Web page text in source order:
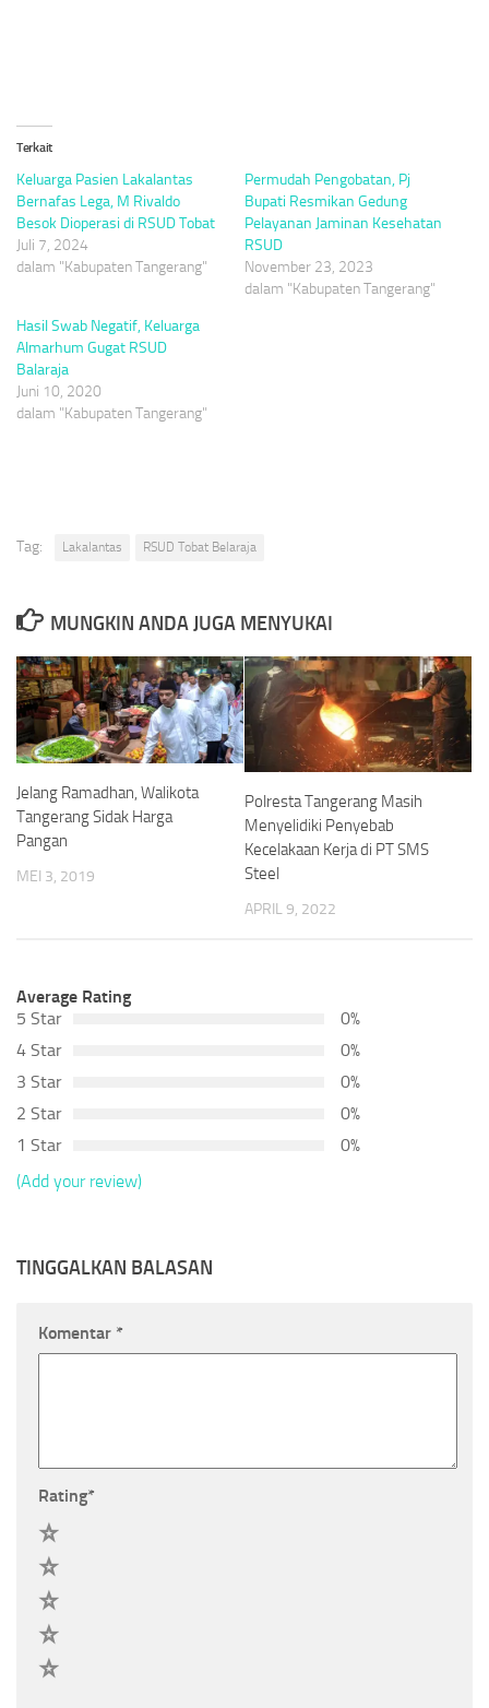
Terkait
Keluarga Pasien Lakalantas
Bernafas Lega, M Rivaldo
Besok Dioperasi di RSUD Tobat
Juli 7, 2024
dalam "Kabupaten Tangerang"
Permudah Pengobatan, Pj
Bupati Resmikan Gedung
Pelayanan Jaminan Kesehatan
RSUD
November 23, 2023
dalam "Kabupaten Tangerang"
Hasil Swab Negatif, Keluarga
Almarhum Gugat RSUD
Balaraja
Juni 10, 2020
dalam "Kabupaten Tangerang"
Tag: Lakalantas RSUD Tobat Belaraja
MUNGKIN ANDA JUGA MENYUKAI
Jelang Ramadhan, Walikota
Tangerang Sidak Harga
Pangan
MEI 3, 2019
Polresta Tangerang Masih
Menyelidiki Penyebab
Kecelakaan Kerja di PT SMS
Steel
APRIL 9, 2022
Average Rating
5 Star
0%
4 Star
0%
3 Star
0%
2 Star
0%
1 Star
0%
(Add your review)
TINGGALKAN BALASAN
Komentar *
Rating*